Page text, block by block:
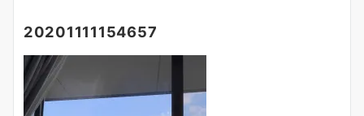
20201111154657